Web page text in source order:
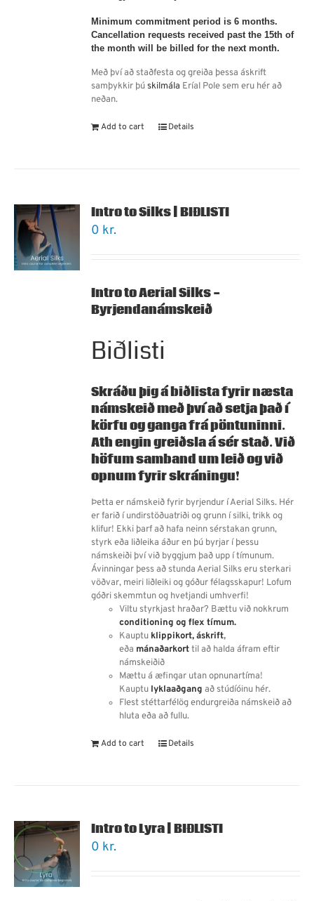
Minimum commitment period is 6 months.
Cancellation requests received past the 15th of
the month will be billed for the next month.
Með því að staðfesta og greiða þessa áskrift
samþykkir þúskilmála Eríal Pole sem eru hér að
neðan.
Add to cart Details
Intro to Silks | BIÐLISTI
0 kr.
Intro to Aerial Silks -
Byrjendanámskeið
Biðlisti
Skráðu þig á biðlista fyrir næsta
námskeið með því að setja það í
körfu og ganga frá pöntuninni.
Ath engin greiðsla á sér stað.Við
höfum samband um leið og við
opnum fyrir skráningu!
Þetta er námskeið fyrir byrjendur í Aerial Silks. Hér
er farið í undirstöðuatriði og grunn í silki, trikk og
klifur! Ekki þarf að hafa neinn sérstakan grunn,
styrk eða liðleika áður en þú byrjar í þessu
námskeiði því við byggjum það upp í tímunum.
Ávinningar þess að stunda Aerial Silks eru sterkari
vöðvar, meiri liðleiki og góður félagsskapur! Lofum
góðri skemmtun og hvetjandi umhverfi!
Viltu styrkjast hraðar? Bættu við nokkrum
conditioning og flex tímum.
Kauptu klippikort,áskrift,
eða mánaðarkorttil að halda áfram eftir
námskeiðið
Mættu á æfingar utan opnunartíma!
Kauptu lyklaaðgang að stúdíóinu hér.
Flest stéttarfélög endurgreiða námskeið að
hluta eða að fullu.
Add to cart Details
Intro to Lyra | BIÐLISTI
0 kr.